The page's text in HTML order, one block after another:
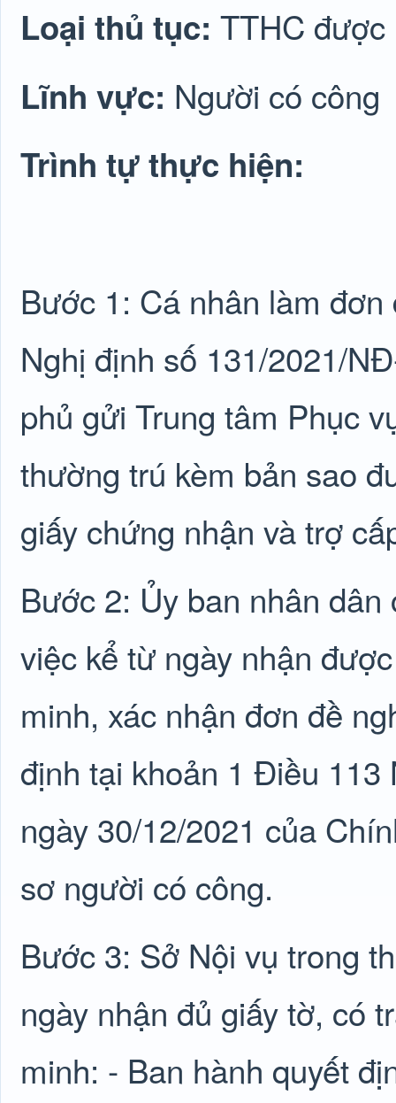
Loại thủ tục: TTHC được
Lĩnh vực: Người có công
Trình tự thực hiện:
Bước 1: Cá nhân làm
Nghị định số 131/2021/
phủ gửi Trung tâm Phục
thường trú kèm bản sao
giấy chứng nhận và trợ
Bước 2: Ủy ban nhân
việc kể từ ngày nhận
minh, xác nhận đơn đề
định tại khoản 1 Điều
ngày 30/12/2021 của
sơ người có công.
Bước 3: Sở Nội vụ trong
ngày nhận đủ giấy tờ, có
minh: - Ban hành quyết